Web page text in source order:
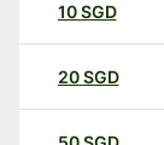
10SGD
20SGD